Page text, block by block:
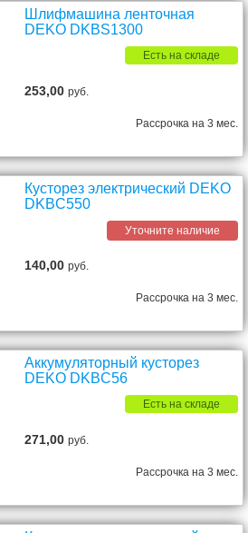
Шлифмашина ленточная
DEKO DKBS1300
Есть на складе
253,00руб.
Рассрочка на 3 мес.
Кусторез электрический DEKO
DKBC550
Уточните наличие
140,00руб.
Рассрочка на 3 мес.
Аккумуляторный кусторез
DEKO DKBC56
Есть на складе
271,00руб.
Рассрочка на 3 мес.